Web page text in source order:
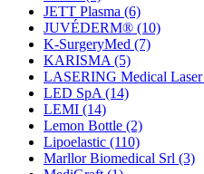
JETT Plasma (6)
JUVÉDERM® (10)
K-SurgeryMed (7)
KARISMA (5)
LASERING Medical Laser
LED SpA (14)
LEMI (14)
Lemon Bottle (2)
Lipoelastic (110)
Marllor Biomedical Srl (3)